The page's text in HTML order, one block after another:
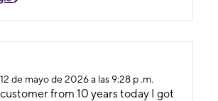
12 de mayo de 2026 a las 9:28 p .m.
from 10 years today I got